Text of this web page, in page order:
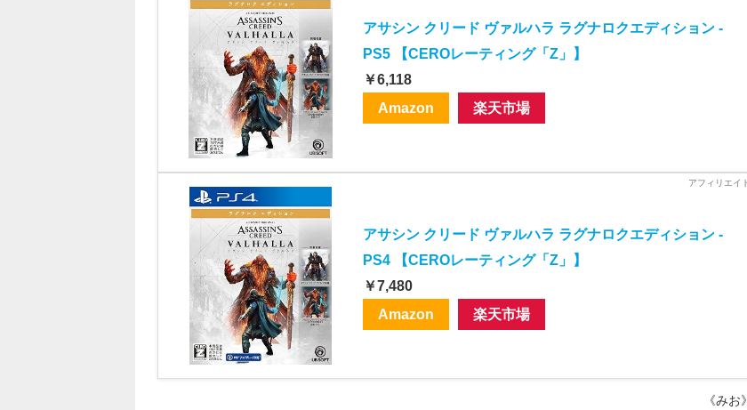
アサシン クリード ヴァルハラ ラグナロクエディション -
PS5 【CEROレーティング「Z」】
￥6,118
Amazon
楽天市場
アサシン クリード ヴァルハラ ラグナロクエディション -
PS4 【CEROレーティング「Z」】
￥7,480
Amazon
楽天市場
《みお》